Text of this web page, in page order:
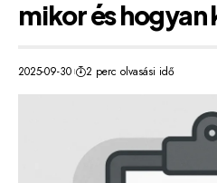
mikor és hogyan
2025-09-30 2 perc olvasási idő